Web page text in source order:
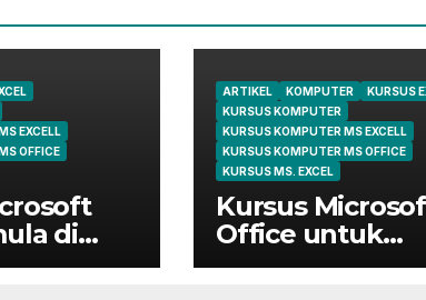
EXCELL
OFFICE
di
Belajar
ARTIKEL KOMPUTER
KURSUS
KURSUS KOMPUTER
KURSUS KOMPUTER MS EXCELL
KURSUS KOMPUTER MS OFFICE
KURSUS MS. EXCEL
Kursus
Office untuk
Administrasi